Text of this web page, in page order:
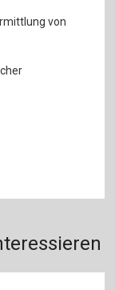
von